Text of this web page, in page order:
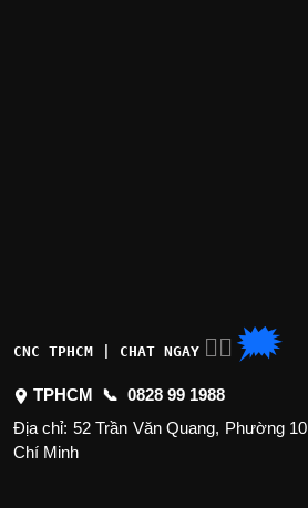
CNC TPHCM | CHAT NGAY 👉🏽 🗯
TPHCM 📞 0828 99 1988
Địa chỉ: 52 Trần Văn Quang, Phường
Chí Minh